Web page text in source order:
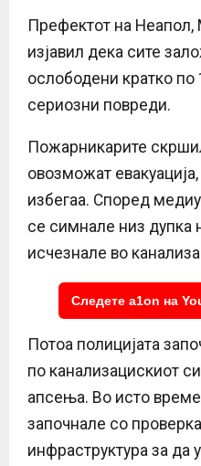
Префектот на
изјавил дека сите
ослободени кратко по
сериозни повреди.
Пожарникарите
овозможат
избегаa. Според
се симнале низ дупка
исчезнале во
Следете a1on на
Потоа полицијата
по канализацискиот
апсења. Во исто
започнале со
инфраструктура за да